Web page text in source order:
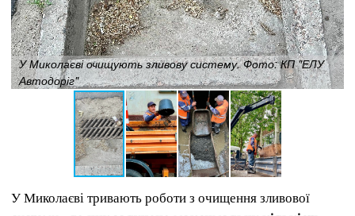
У Миколаєві очищують зливову систему. Фото: КП "ЕЛУ
Автодоріг"
У Миколаєві тривають роботи з очищення зливової